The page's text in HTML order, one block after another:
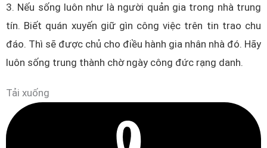
3. Nếu sống luôn như là người quản gia trong nhà trung
tín. Biết quán xuyến giữ gìn công việc trên tin trao chu
đáo. Thì sẽ được chủ cho điều hành gia nhân nhà đó. Hãy
luôn sống trung thành chờ ngày công đức rạng danh.
Tải xuống